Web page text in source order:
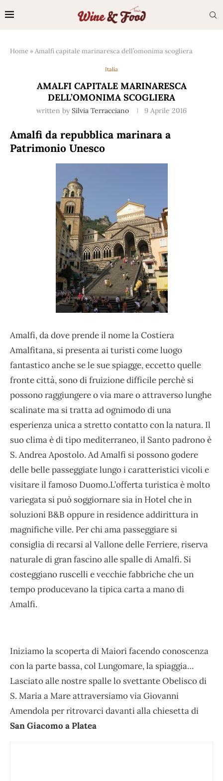
Home »Amalfi capitale marinaresca dell’omonima scogliera
Italia
AMALFI CAPITALE MARINARESCA
DELL’OMONIMA SCOGLIERA
written by Silvia Terracciano 9 Aprile 2016
Amalfi da repubblica marinara a
Patrimonio Unesco
Amalfi, da dove prende il nome la Costiera
Amalfitana, si presenta ai turisti come luogo
fantastico anche se le sue spiagge, eccetto quelle
fronte città, sono di fruizione difficile perchè si
possono raggiungere o via mare o attraverso lunghe
scalinate ma si tratta ad ognimodo di una
esperienza unica a stretto contatto con la natura. Il
suo clima è di tipo mediterraneo, il Santo padrono è
S. Andrea Apostolo. Ad Amalfi si possono godere
delle belle passeggiate lungo i caratteristici vicoli e
visitare il famoso Duomo.L’offerta turistica è molto
variegata si può soggiornare sia in Hotel che in
soluzioni B&B oppure in residence addirittura in
magnifiche ville. Per chi ama passeggiare si
consiglia di recarsi al Vallone delle Ferriere, riserva
naturale di gran fascino alle spalle di Amalfi. Si
costeggiano ruscelli e vecchie fabbriche che un
tempo producevano la tipica carta a mano di
Amalfi.
Iniziamo la scoperta di Maiori facendo conoscenza
con la parte bassa, col Lungomare, la spiaggia…
Lasciato alle nostre spalle lo svettante Obelisco di
S. Maria a Mare attraversiamo via Giovanni
Amendola per ritrovarci davanti alla chiesetta di
San Giacomo a Platea